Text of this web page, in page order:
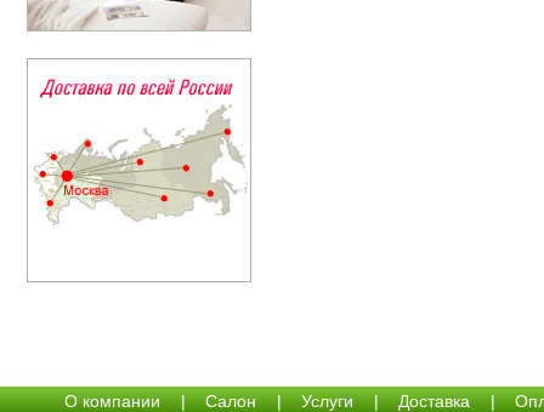
О компании | Салон | Услуги | Доставка |